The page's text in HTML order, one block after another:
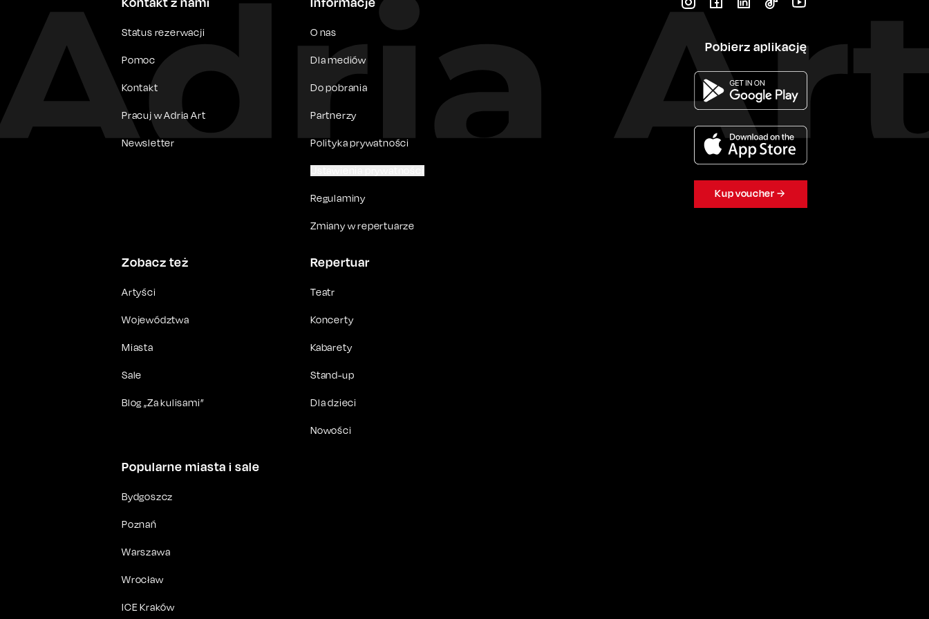
Status rezerwacji
Pomoc
Kontakt
Pracuj w Adria Art
Newsletter
O nas
Dla mediów
Do pobrania
Partnerzy
Polityka prywatności
Regulaminy
Zmiany w repertuarze
Zobacz też
Artyści
Województwa
Miasta
Sale
Blog „Za kulisami”
Repertuar
Teatr
Koncerty
Kabarety
Stand-up
Dla dzieci
Nowości
Popularne miasta i sale
Bydgoszcz
Poznań
Warszawa
Wrocław
ICE Kraków
Pobierz aplikację
Kup voucher